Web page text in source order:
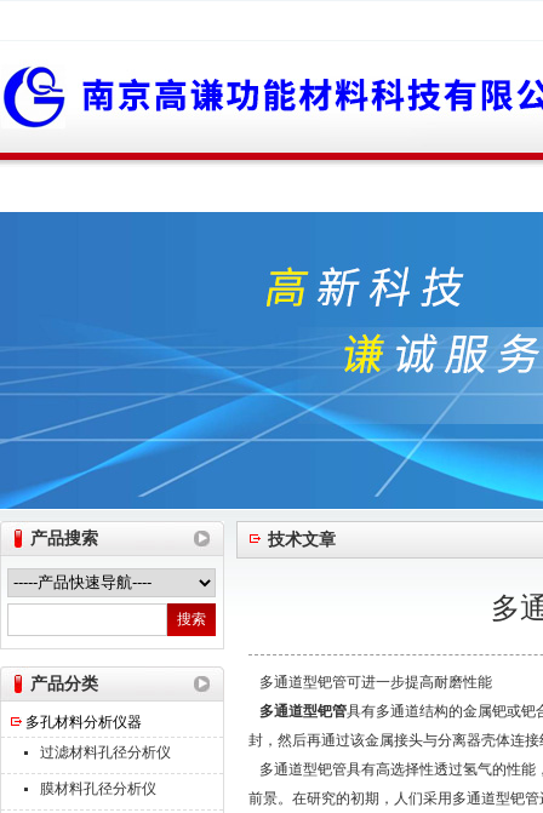
南京高谦功能材料科技有限公司
产品搜索
产品分类
多孔材料分析仪器
过滤材料孔径分析仪
膜材料孔径分析仪
技术文章
多
多通道型钯管可进一步提高耐磨性能
多通道型钯管具有多通道结构的金属钯或钯
封，然后再通过该金属接头与分离器壳体连
多通道型钯管具有高选择性透过氢气的性
前景。在研究的初期，人们采用多通道型钯